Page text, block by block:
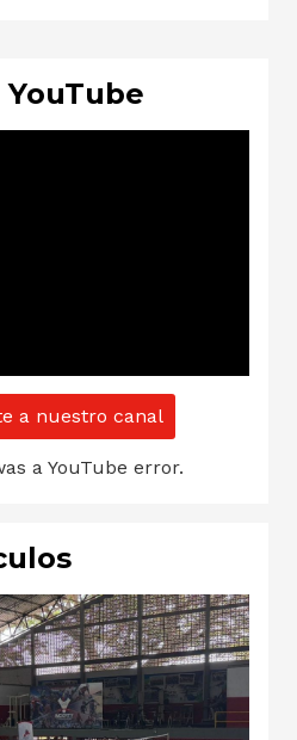
a nuestro canal
a YouTube error.